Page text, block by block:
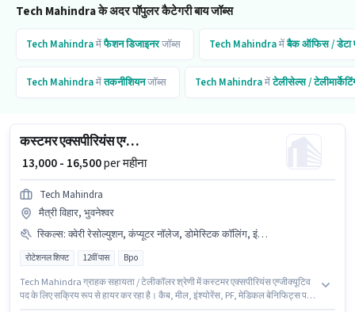
Tech Mahindra के अदर पॉपुलर कैटेगरी बाय जॉब्स
Tech Mahindraमेंफैशन डिजाइनरजॉब्स Tech Mahindraमेंबैक ऑफिस / डेटा
Tech Mahindraमेंतकनीशियनजॉब्स Tech Mahindraमेंटेलीसेल्स /
कस्टमर एक्सपीरियंस एग्जीक्यूटिव
₹ 13,000 - 16,500per महीना
Tech Mahindra
मैत्री विहार, भुवनेश्वर
स्किल्स: क्वेरी रेसोल्युशन, कंप्यूटर नॉलेज, डोमेस्टिक कॉलिंग, इंटरनेशनल कॉलिंग, नॉन-वॉयस/चैट प्रोसेस
रोटेशनल शिफ्ट 12वीं पास Bpo
Tech Mahindra ग्राहक सहायता / टेलीकॉलर श्रेणी में कस्टमर एक्सपीरियंस एग्जीक्यूटिव
पद के लिए सक्रिय रूप से हायर कर रहा है। कैब, मील, इंश्योरेंस, PF, मेडिकल बेनिफिट्स पद